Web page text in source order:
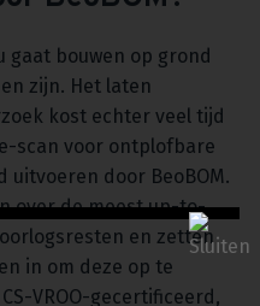
gaat bouwen op grond
zijn. Het laten
kost echter veel tijd
scan voor ontplofbare
uitvoeren door BeoBOM.
over de meest up-to-
en zetten
in om deze op te
VROO-gecertificeerd,